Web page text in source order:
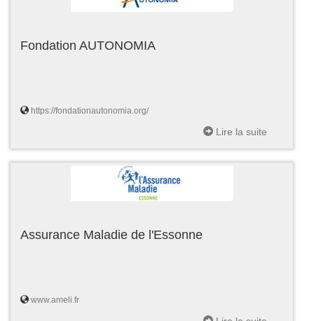
Fondation AUTONOMIA
https://fondationautonomia.org/
Lire la suite
Assurance Maladie de l'Essonne
www.ameli.fr